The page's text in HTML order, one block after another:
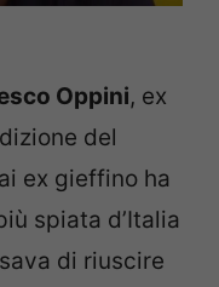
Oppini, ex
del
ex gieffino ha
spiata d’Italia
di riuscire